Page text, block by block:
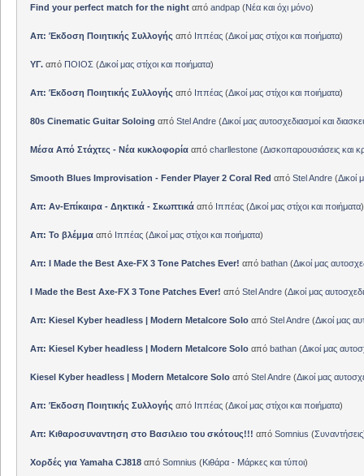
Find your perfect match for the nightαπό andpap(Νέα και όχι μόνο)
Απ: Έκδοση Ποιητικής Συλλογής από Ιππέας(Δικοί μας στίχοι και ποιήματα)
ΥΓ.από ΠΟΙΟΣ (Δικοί μας στίχοι και ποιήματα)
Απ: Έκδοση Ποιητικής Συλλογής από Ιππέας(Δικοί μας στίχοι και ποιήματα)
80s Cinematic Guitar Soloing από Stel Andre(Δικοί μας αυτοσχεδιασμοί και
Μέσα Από Στάχτες - Νέα κυκλοφορίααπό charllestone(Δισκοπαρουσιάσεις και
Smooth Blues Improvisation - Fender Player 2 Coral Red από Stel Andre(Δικοί
Απ: Αν-Επίκαιρα - Δηκτικά - Σκωπτικά από Ιππέας(Δικοί μας στίχοι και ποιήματα)
Απ: Το βλέμμα από Ιππέας(Δικοί μας στίχοι και ποιήματα)
Απ: I Made the Best Axe-FX 3 Tone Patches Ever! από bathan(Δικοί μας
I Made the Best Axe-FX 3 Tone Patches Ever! από Stel Andre(Δικοί μας
Απ: Kiesel Kyber headless | Modern Metalcore Solo από Stel Andre(Δικοί μας
Απ: Kiesel Kyber headless | Modern Metalcore Solo από bathan(Δικοί μας
Kiesel Kyber headless | Modern Metalcore Solo από Stel Andre(Δικοί μας
Απ: Έκδοση Ποιητικής Συλλογής από Ιππέας(Δικοί μας στίχοι και ποιήματα)
Απ: Κιθαροσυναντηση στο Βασιλειο του σκότους!!! από Somnius (Συναντήσεις
Χορδές για Yamaha CJ818από Somnius (Κιθάρα - Μάρκες και τύποι)